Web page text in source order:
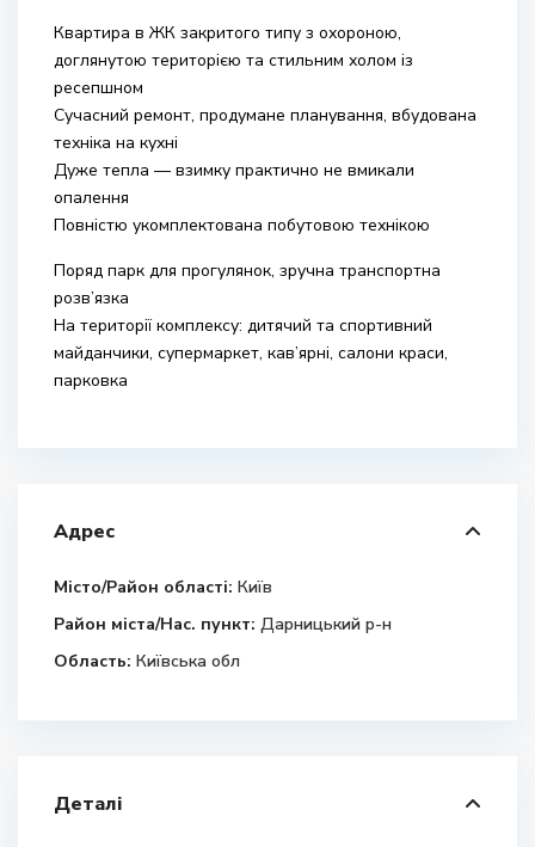
Квартира в ЖК закритого типу з охороною,
доглянутою територією та стильним холом із
ресепшном
Сучасний ремонт, продумане планування, вбудована
техніка на кухні
Дуже тепла — взимку практично не вмикали
опалення
Повністю укомплектована побутовою технікою
Поряд парк для прогулянок, зручна транспортна
розв’язка
На території комплексу: дитячий та спортивний
майданчики, супермаркет, кав’ярні, салони краси,
парковка
Адрес
Місто/Район області: Київ
Район міста/Нас. пункт: Дарницький р-н
Область: Київська обл
Деталі